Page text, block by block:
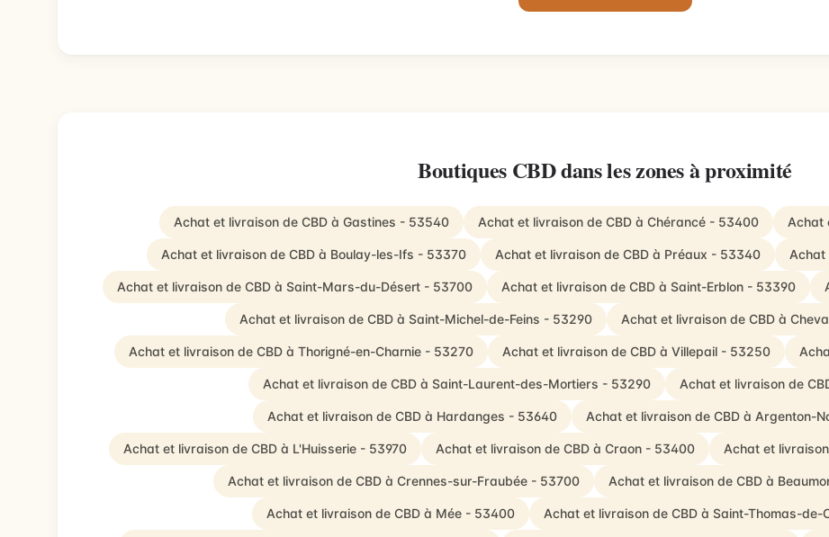
Boutiques CBD dans les zones à proximité
Achat et livraison de CBD à Gastines - 53540 Achat et livraison de CBD à Chérancé - 53400 Achat
Achat et livraison de CBD à Boulay-les-Ifs - 53370 Achat et livraison de CBD à Préaux - 53340 Achat
Achat et livraison de CBD à Saint-Mars-du-Désert - 53700 Achat et livraison de CBD à Saint-Erblon - 53390
Achat et livraison de CBD à Saint-Michel-de-Feins - 53290 Achat et livraison de CBD à
Achat et livraison de CBD à Thorigné-en-Charnie - 53270 Achat et livraison de CBD à Villepail - 53250
Achat et livraison de CBD à Saint-Laurent-des-Mortiers - 53290 Achat et livraison de
Achat et livraison de CBD à Hardanges - 53640 Achat et livraison de CBD à Argenton-
Achat et livraison de CBD à L'Huisserie - 53970 Achat et livraison de CBD à Craon - 53400 Achat et
Achat et livraison de CBD à Crennes-sur-Fraubée - 53700 Achat et livraison de CBD à
Achat et livraison de CBD à Mée - 53400 Achat et livraison de CBD à Saint-Thomas-de-